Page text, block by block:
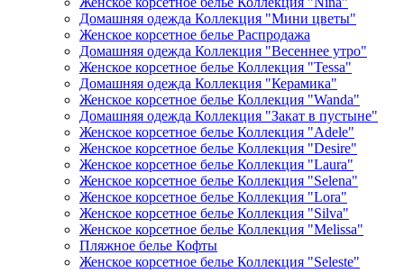
Домашняя одежда Коллекция "Мини цветы"
Женское корсетное белье Распродажа
Домашняя одежда Коллекция "Весеннее утро"
Женское корсетное белье Коллекция "Tessa"
Домашняя одежда Коллекция "Керамика"
Женское корсетное белье Коллекция "Wanda"
Домашняя одежда Коллекция "Закат в пустыне"
Женское корсетное белье Коллекция "Adele"
Женское корсетное белье Коллекция "Desire"
Женское корсетное белье Коллекция "Laura"
Женское корсетное белье Коллекция "Selena"
Женское корсетное белье Коллекция "Lora"
Женское корсетное белье Коллекция "Silva"
Женское корсетное белье Коллекция "Melissa"
Пляжное белье Кофты
Женское корсетное белье Коллекция "Seleste"